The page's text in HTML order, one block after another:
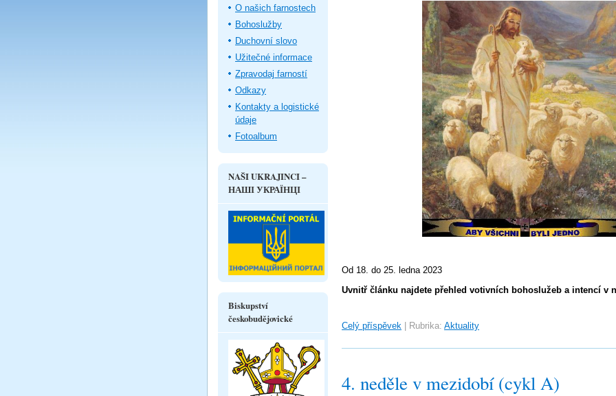
Od 18. do 25. ledna 2023
Uvnitř článku najdete přehled votivních bohoslužeb a intencí v
Celý příspěvek Rubrika: Aktuality
4. neděle v mezidobí (cykl A)
O našich farnostech
Bohoslužby
Duchovní slovo
Užitečné informace
Zpravodaj farností
Odkazy
Kontakty a logistické
údaje
Fotoalbum
NAŠI UKRAJINCI –
НАШІ УКРАЇНЦІ
Biskupství
českobudějovické